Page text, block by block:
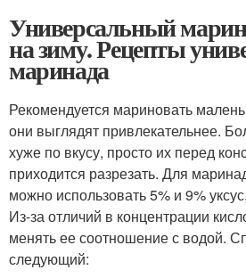
Универсальный
на зиму. Рецепты
маринада
Рекомендуется мариновать
они выглядят привлекательнее.
хуже по вкусу, просто их перед
приходится разрезать. Для
можно использовать 5% и 9%
Из-за отличий в концентрации
менять ее соотношение с водой.
следующий: